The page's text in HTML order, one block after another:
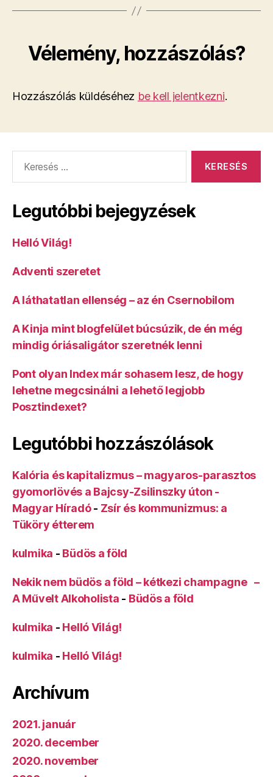
Vélemény, hozzászólás?
Hozzászólás küldéséhez be kell jelentkezni.
Legutóbbi bejegyzések
Helló Világ!
Adventi szeretet
A láthatatlan ellenség – az én Csernobilom
A Kinja mint blogfelület búcsúzik, de én még
mindig óriásaligátor szeretnék lenni
Pont olyan Index már sohasem lesz, de hogy
lehetne megcsinálni a lehető legjobb
Posztindexet?
Legutóbbi hozzászólások
Kalória és kapitalizmus – magyaros-parasztos
gyomorlövés a Bajcsy-Zsilinszky úton -
Magyar Híradó- Zsír és kommunizmus: a
Tüköry étterem
kulmika - Büdös a föld
Nekik nem büdös a föld – kétkezi champagne –
A Művelt Alkoholista - Büdös a föld
kulmika - Helló Világ!
kulmika - Helló Világ!
Archívum
2021. január
2020. december
2020. november